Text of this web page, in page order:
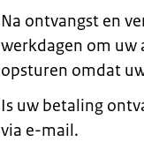
Na ontvangst en
werkdagen om uw
opsturen omdat
Is uw betaling
via e-mail.